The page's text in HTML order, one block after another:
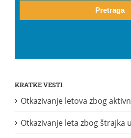
Pretraga
KRATKE VESTI
Otkazivanje letova zbog
Otkazivanje leta zbog štrajka